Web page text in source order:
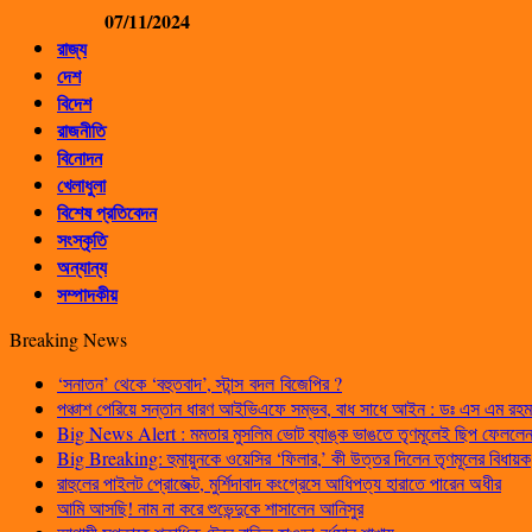
07/11/2024
রাজ্য
দেশ
বিদেশ
রাজনীতি
বিনোদন
খেলাধুলা
বিশেষ প্রতিবেদন
সংস্কৃতি
অন্যান্য
সম্পাদকীয়
Breaking News
‘সনাতন’ থেকে ‘বহুতবাদ’, স্টান্স বদল বিজেপির ?
পঞ্চাশ পেরিয়ে সন্তান ধারণ আইভিএফে সম্ভব, বাধ সাধে আইন : ডঃ এস এম
Big News Alert : মমতার মুসলিম ভোট ব্যাঙ্ক ভাঙতে তৃণমূলেই ছিপ ফেললেন
Big Breaking: হুমায়ুনকে ওয়েসির ‘ফিলার,’ কী উত্তর দিলেন তৃণমূলের বিধায়ক
রাহুলের পাইলট প্রোজেক্ট, মুর্শিদাবাদ কংগ্রেসে আধিপত্য হারাতে পারেন অধীর
আমি আসছি! নাম না করে শুভেন্দুকে শাসালেন আনিসুর